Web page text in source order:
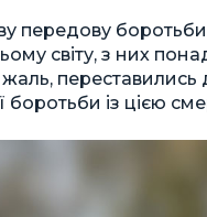
передову
світу, з них
переставились
боротьби із цією